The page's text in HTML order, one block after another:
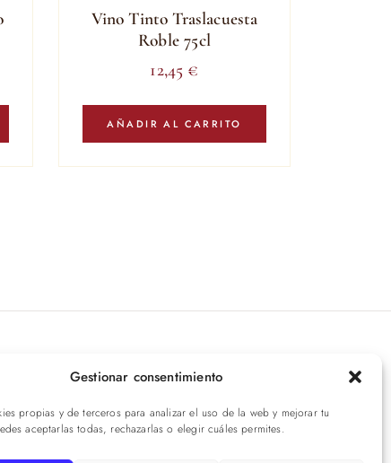
Gestionar consentimiento
propias y de terceros para analizar el uso de la web y mejorar tu
aceptarlas todas, rechazarlas o elegir cuáles permites.
Vino Tinto Traslacuesta
Roble 75cl
12,45 €
AÑADIR AL CARRITO
a nuestras novedades
ENVIAR